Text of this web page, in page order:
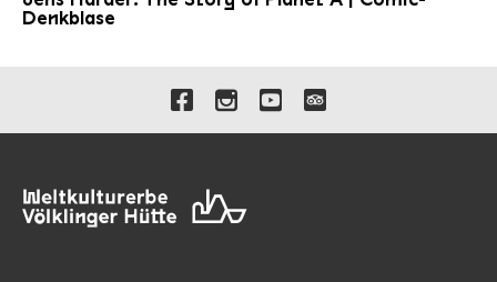
Denkblase
Verlinkungen zu unseren